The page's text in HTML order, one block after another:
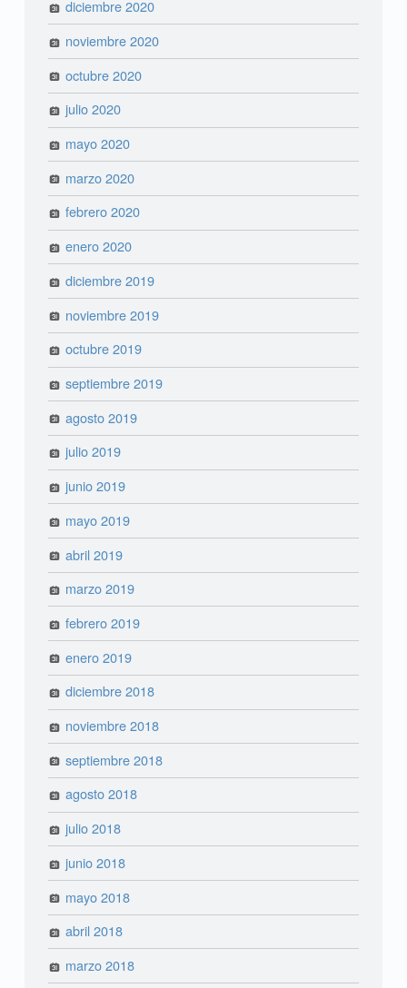
diciembre 2020
noviembre 2020
octubre 2020
julio 2020
mayo 2020
marzo 2020
febrero 2020
enero 2020
diciembre 2019
noviembre 2019
octubre 2019
septiembre 2019
agosto 2019
julio 2019
junio 2019
mayo 2019
abril 2019
marzo 2019
febrero 2019
enero 2019
diciembre 2018
noviembre 2018
septiembre 2018
agosto 2018
julio 2018
junio 2018
mayo 2018
abril 2018
marzo 2018